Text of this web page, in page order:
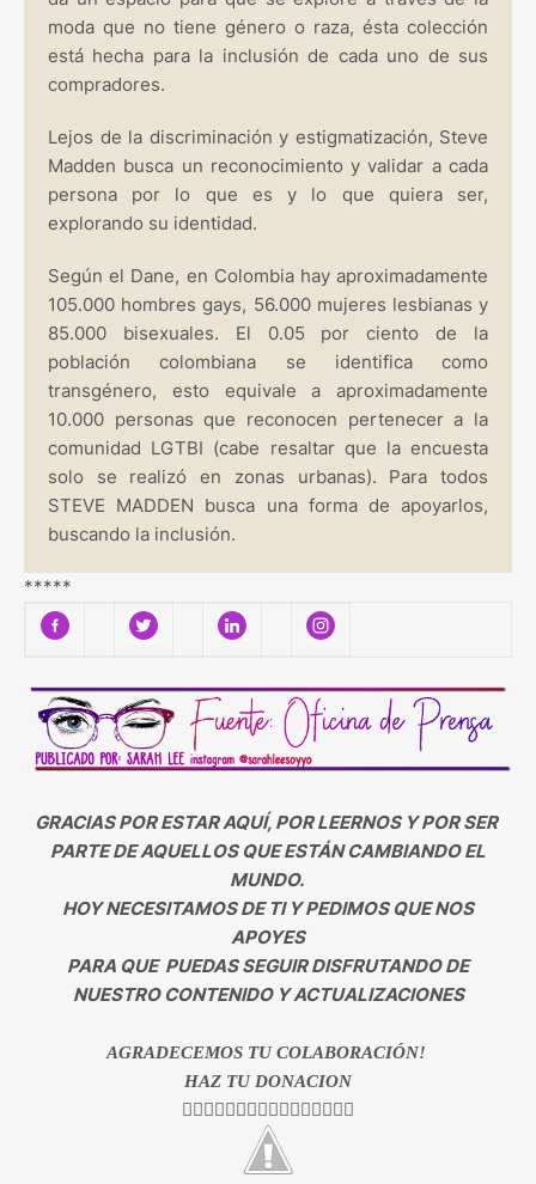
moda que no tiene género o raza, ésta colección
está hecha para la inclusión de cada uno de sus
compradores.
Lejos de la discriminación y estigmatización, Steve
Madden busca un reconocimiento y validar a cada
persona por lo que es y lo que quiera ser,
explorando su identidad.
Según el Dane, en Colombia hay aproximadamente
105.000 hombres gays, 56.000 mujeres lesbianas y
85.000 bisexuales. El 0.05 por ciento de la
población colombiana se identifica como
transgénero, esto equivale a aproximadamente
10.000 personas que reconocen pertenecer a la
comunidad LGTBI (cabe resaltar que la encuesta
solo se realizó en zonas urbanas). Para todos
STEVE MADDEN busca una forma de apoyarlos,
buscando la inclusión.
*****
GRACIAS POR ESTAR AQUÍ, POR LEERNOS Y POR SER
PARTE DE AQUELLOS QUE ESTÁN CAMBIANDO EL
MUNDO.
HOY NECESITAMOS DE TI Y PEDIMOS QUE NOS
APOYES
PARA QUE PUEDAS SEGUIR DISFRUTANDO DE
NUESTRO CONTENIDO Y ACTUALIZACIONES
AGRADECEMOS TU COLABORACIÓN!
HAZ TU DONACION
👇🏻👇🏻👇🏻👇🏻👇🏻👇🏻👇🏻👇🏻